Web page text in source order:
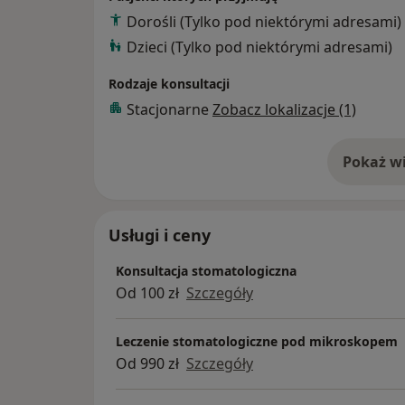
Dorośli (Tylko pod niektórymi adresami)
Dzieci (Tylko pod niektórymi adresami)
Rodzaje konsultacji
Stacjonarne Zobacz lokalizacje (1)
Pokażo
Usługi i ceny
Konsultacja stomatologiczna
Od 100 zł Szczegóły
Leczenie stomatologiczne pod mikroskopem
Od 990 zł Szczegóły